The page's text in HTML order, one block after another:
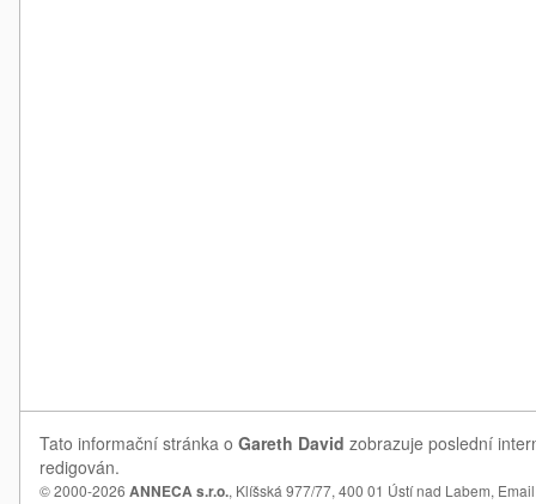
Tato informační stránka o Gareth David zobrazuje poslední
redigován.
© 2000-2026 ANNECA s.r.o., Klíšská 977/77, 400 01 Ústí nad Labem,